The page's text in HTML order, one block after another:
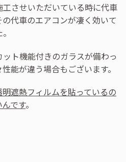
させいただいている時に代車
代車のエアコンが凄く効いて
ト機能付きのガラスが備わっ
能が違う場合もございます。
遮熱フィルムを貼っているの
です。